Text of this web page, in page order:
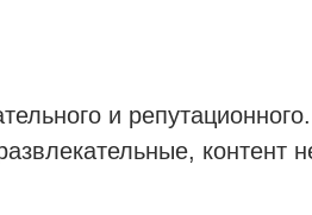
и
контент